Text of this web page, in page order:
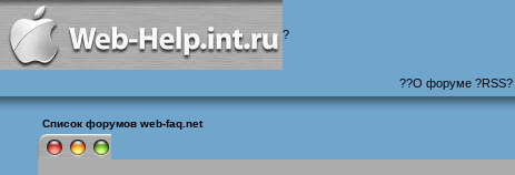
?
??О форуме?RSS?
Список форумов web-faq.net